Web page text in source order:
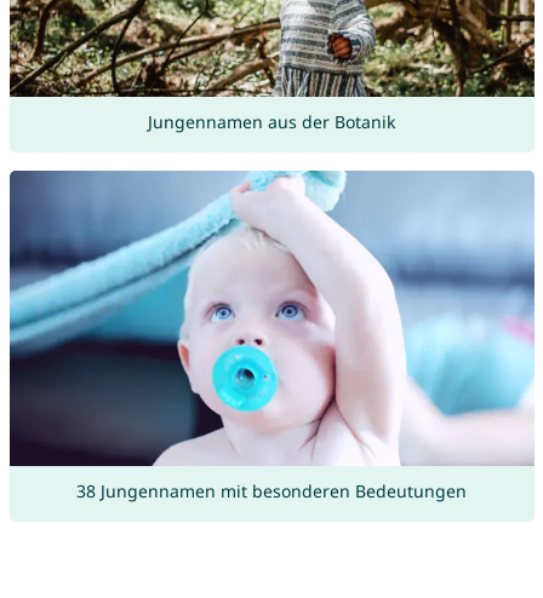
Jungennamen aus der Botanik
38 Jungennamen mit besonderen Bedeutungen